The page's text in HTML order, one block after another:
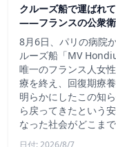
クルーズ船で運ばれ
――フランスの公衆衛
8月6日、パリの病院
ルーズ船「MV
唯一のフランス人女
療を終え、回復期療
明らかにしたこの知
ら戻ってきたという
なった社会がどこま